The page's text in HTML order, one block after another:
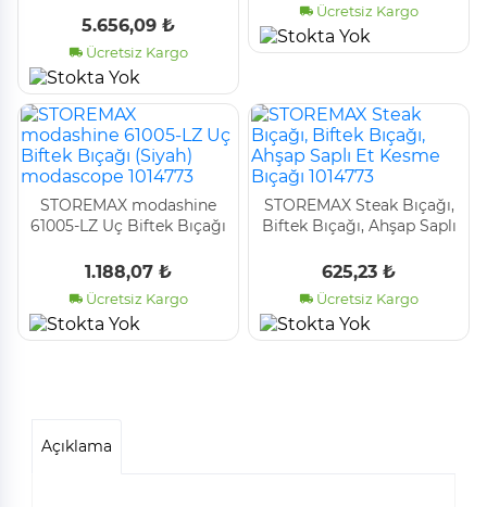
perçinlenmiştir 6 x Biftek
Bıçağı
5.656,09 ₺
Ücretsiz Kargo
Ücretsiz Kargo
STOREMAX modashine
61005-LZ Uç Biftek Bıçağı
1014773
1.188,07 ₺
Ücretsiz Kargo
STOREMAX Steak Bıçağı,
Biftek Bıçağı, Ahşap Saplı
625,23 ₺
Ücretsiz Kargo
Açıklama